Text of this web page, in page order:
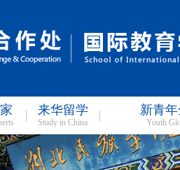
来华留学
Study in China
新青
Youth